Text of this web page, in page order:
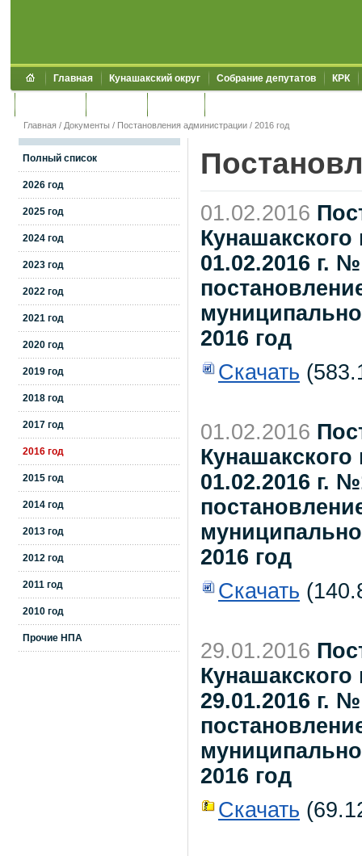
Главная Кунашакский округ Собрание депутатов КРК
Главная / Документы / Постановления администрации / 2016 год
Полный список
2026 год
2025 год
2024 год
2023 год
2022 год
2021 год
2020 год
2019 год
2018 год
2017 год
2016 год
2015 год
2014 год
2013 год
2012 год
2011 год
2010 год
Прочие НПА
01.02.2016
01.02.2016 г.
2016 год
Скачать
01.02.2016
01.02.2016 г.
2016 год
Скачать
29.01.2016
29.01.2016 г.
2016 год
Скачать